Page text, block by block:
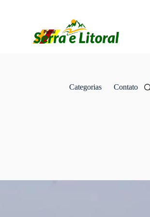
Categorias Contato